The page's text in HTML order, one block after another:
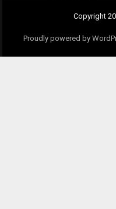
Copyright
Proudly powered by